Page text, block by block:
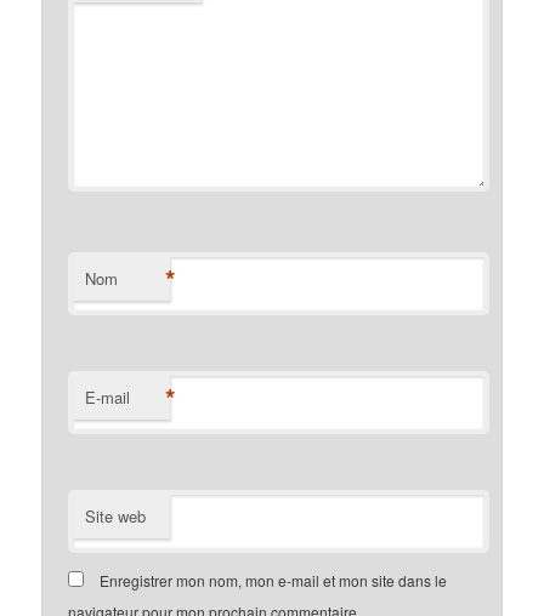
Nom *
E-mail *
Site web
Enregistrer mon nom, mon e-mail et mon site dans le